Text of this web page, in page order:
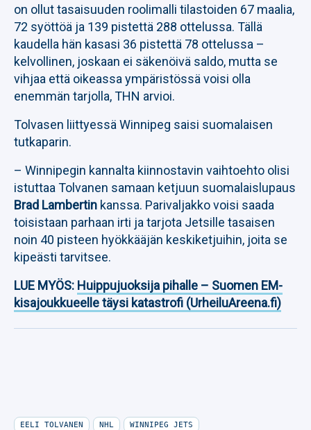
on ollut tasaisuuden roolimalli tilastoiden 67 maalia,
72 syöttöä ja 139 pistettä 288 ottelussa. Tällä
kaudella hän kasasi 36 pistettä 78 ottelussa –
kelvollinen, joskaan ei säkenöivä saldo, mutta se
vihjaa että oikeassa ympäristössä voisi olla
enemmän tarjolla, THN arvioi.
Tolvasen liittyessä Winnipeg saisi suomalaisen
tutkaparin.
– Winnipegin kannalta kiinnostavin vaihtoehto olisi
istuttaa Tolvanen samaan ketjuun suomalaislupaus
Brad Lambertin kanssa. Parivaljakko voisi saada
toisistaan parhaan irti ja tarjota Jetsille tasaisen
noin 40 pisteen hyökkääjän keskiketjuihin, joita se
kipeästi tarvitsee.
LUE MYÖS: Huippujuoksija pihalle – Suomen EM-
kisajoukkueelle täysi katastrofi (UrheiluAreena.fi)
EELI TOLVANEN NHL WINNIPEG JETS